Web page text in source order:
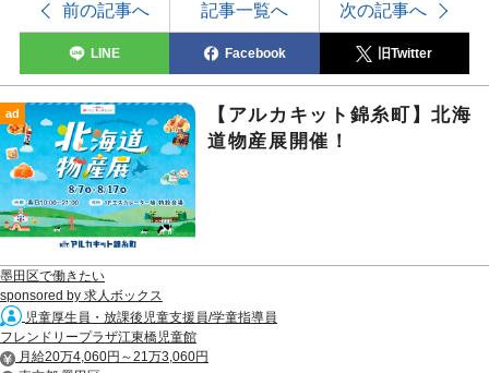
前の記事へ 記事一覧へ 次の記事へ
LINE Facebook 旧Twitter
ad
【アルカキット錦糸町】北海
道物産展開催！
墨田区で働きたい
sponsored by 求人ボックス
児童厚生員・放課後児童支援員/学童指導員
フレンドリープラザ江東橋児童館
月給20万4,060円～21万3,060円